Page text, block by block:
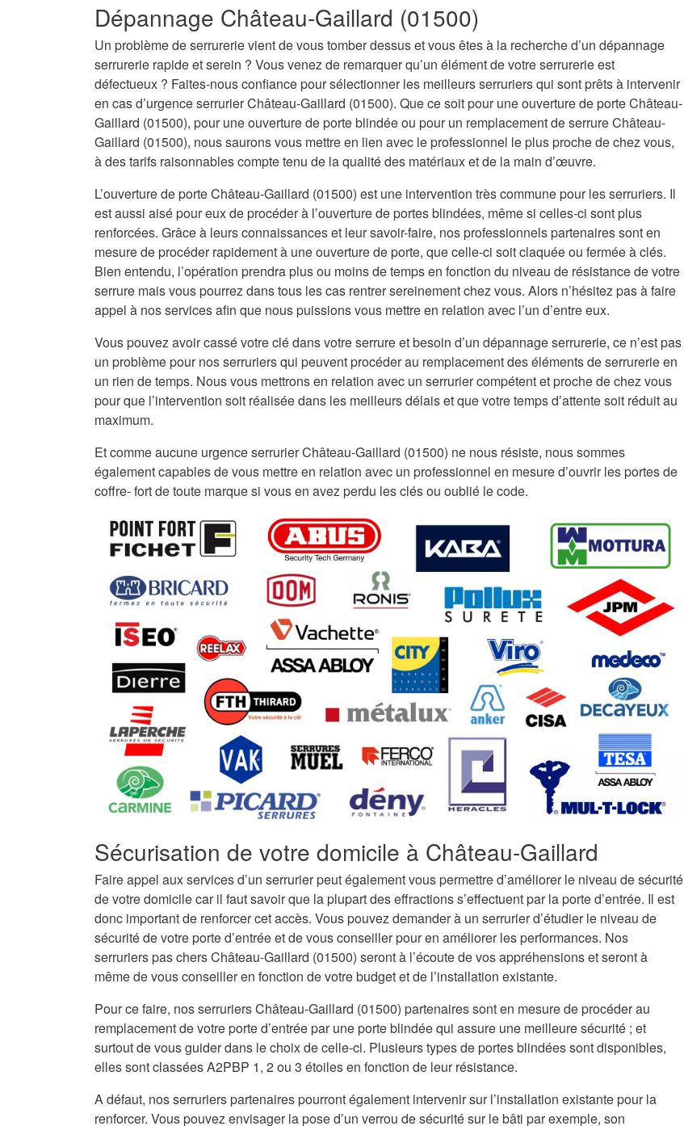
Dépannage Château-Gaillard (01500)
Un problème de serrurerie vient de vous tomber dessus et vous êtes à la recherche d’un dépannage
serrurerie rapide et serein ? Vous venez de remarquer qu’un élément de votre serrurerie est
défectueux ? Faites-nous confiance pour sélectionner les meilleurs serruriers qui sont prêts à intervenir
en cas d’urgence serrurier Château-Gaillard (01500). Que ce soit pour une ouverture de porte Château-
Gaillard (01500), pour une ouverture de porte blindée ou pour un remplacement de serrure Château-
Gaillard (01500), nous saurons vous mettre en lien avec le professionnel le plus proche de chez vous,
à des tarifs raisonnables compte tenu de la qualité des matériaux et de la main d’œuvre.
L’ouverture de porte Château-Gaillard (01500) est une intervention très commune pour les serruriers. Il
est aussi aisé pour eux de procéder à l’ouverture de portes blindées, même si celles-ci sont plus
renforcées. Grâce à leurs connaissances et leur savoir-faire, nos professionnels partenaires sont en
mesure de procéder rapidement à une ouverture de porte, que celle-ci soit claquée ou fermée à clés.
Bien entendu, l’opération prendra plus ou moins de temps en fonction du niveau de résistance de votre
serrure mais vous pourrez dans tous les cas rentrer sereinement chez vous. Alors n’hésitez pas à faire
appel à nos services afin que nous puissions vous mettre en relation avec l’un d’entre eux.
Vous pouvez avoir cassé votre clé dans votre serrure et besoin d’un dépannage serrurerie, ce n’est pas
un problème pour nos serruriers qui peuvent procéder au remplacement des éléments de serrurerie en
un rien de temps. Nous vous mettrons en relation avec un serrurier compétent et proche de chez vous
pour que l’intervention soit réalisée dans les meilleurs délais et que votre temps d’attente soit réduit au
maximum.
Et comme aucune urgence serrurier Château-Gaillard (01500) ne nous résiste, nous sommes
également capables de vous mettre en relation avec un professionnel en mesure d’ouvrir les portes de
coffre- fort de toute marque si vous en avez perdu les clés ou oublié le code.
Sécurisation de votre domicile à Château-Gaillard
Faire appel aux services d’un serrurier peut également vous permettre d’améliorer le niveau de sécurité
de votre domicile car il faut savoir que la plupart des effractions s’effectuent par la porte d’entrée. Il est
donc important de renforcer cet accès. Vous pouvez demander à un serrurier d’étudier le niveau de
sécurité de votre porte d’entrée et de vous conseiller pour en améliorer les performances. Nos
serruriers pas chers Château-Gaillard (01500) seront à l’écoute de vos appréhensions et seront à
même de vous conseiller en fonction de votre budget et de l’installation existante.
Pour ce faire, nos serruriers Château-Gaillard (01500) partenaires sont en mesure de procéder au
remplacement de votre porte d’entrée par une porte blindée qui assure une meilleure sécurité ; et
surtout de vous guider dans le choix de celle-ci. Plusieurs types de portes blindées sont disponibles,
elles sont classées A2PBP 1, 2 ou 3 étoiles en fonction de leur résistance.
A défaut, nos serruriers partenaires pourront également intervenir sur l’installation existante pour la
renforcer. Vous pouvez envisager la pose d’un verrou de sécurité sur le bâti par exemple, son